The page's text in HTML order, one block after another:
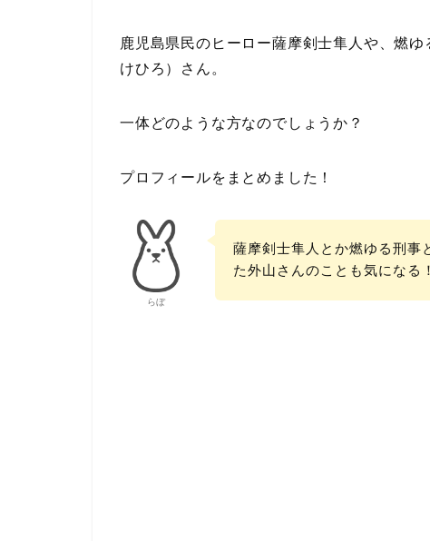
鹿児島県民のヒーロー薩摩剣士隼人や、燃
けひろ）さん。
一体どのような方なのでしょうか？
プロフィールをまとめました！
らぼ
薩摩剣士隼人とか燃ゆる刑事
た外山さんのことも気になる